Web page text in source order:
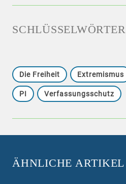
SCHLÜSSELWÖRTER
Die Freiheit Extremismus
PI Verfassungsschutz
ÄHNLICHE ARTIKEL